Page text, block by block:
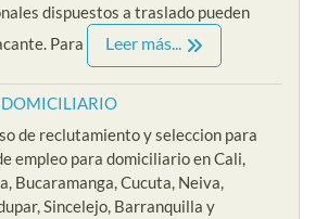
dispuestos a traslado pueden
Para
Leer más...
DOMICILIARIO
de reclutamiento y seleccion para
empleo para domiciliario en Cali,
Bucaramanga, Cucuta, Neiva,
Sincelejo, Barranquilla y